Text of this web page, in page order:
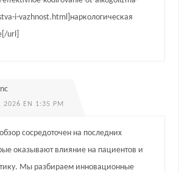
i-vazhnost.html]наркологическая
url]
2026 EN 1:35 PM
сосредоточен на последних
оказывают влияние на пациентов и
Мы разбираем инновационные